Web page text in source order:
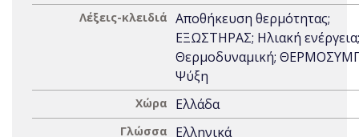
Λέξεις-κλειδιά Αποθήκευση θερμότητας;
ΕΞΩΣΤΗΡΑΣ; Ηλιακή ενέργεια;
Θερμοδυναμική;
Ψύξη
Χώρα Ελλάδα
Γλώσσα Ελληνικά